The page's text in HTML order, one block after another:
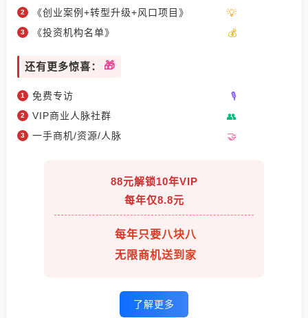
《创业案例+转型升级+风口项目》
《投资机构名单》
还有更多惊喜：
免费专访
VIP商业人脉社群
一手商机/资源/人脉
88元解锁10年VIP
每年仅8.8元
每年只要八块八
无限商机送到家
了解更多